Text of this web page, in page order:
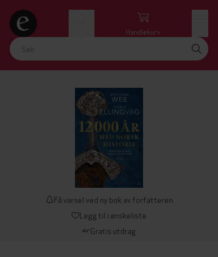
Handlekurv
Få varsel ved ny bok av forfatteren
Legg til i ønskeliste
Gratis utdrag